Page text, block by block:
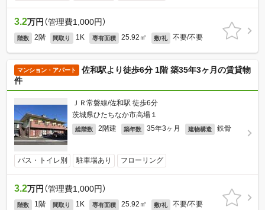
3.2万円 （管理費1,000円）
階数 2階 間取り 1K 専有面積 25.92㎡ 敷/礼 不要/不要
マンション・アパート
佐和駅より徒歩6分 1階 築35年3ヶ月の賃貸物
件
ＪＲ常磐線/佐和駅 徒歩6分
茨城県ひたちなか市高場１
総階数 2階建 築年数 35年3ヶ月 建物構造 鉄骨
バス・トイレ別 駐車場あり フローリング
3.2万円 （管理費1,000円）
階数 1階 間取り 1K 専有面積 25.92㎡ 敷/礼 不要/不要